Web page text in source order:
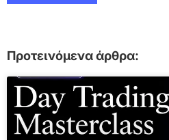
Προτεινόμενα άρθρα: